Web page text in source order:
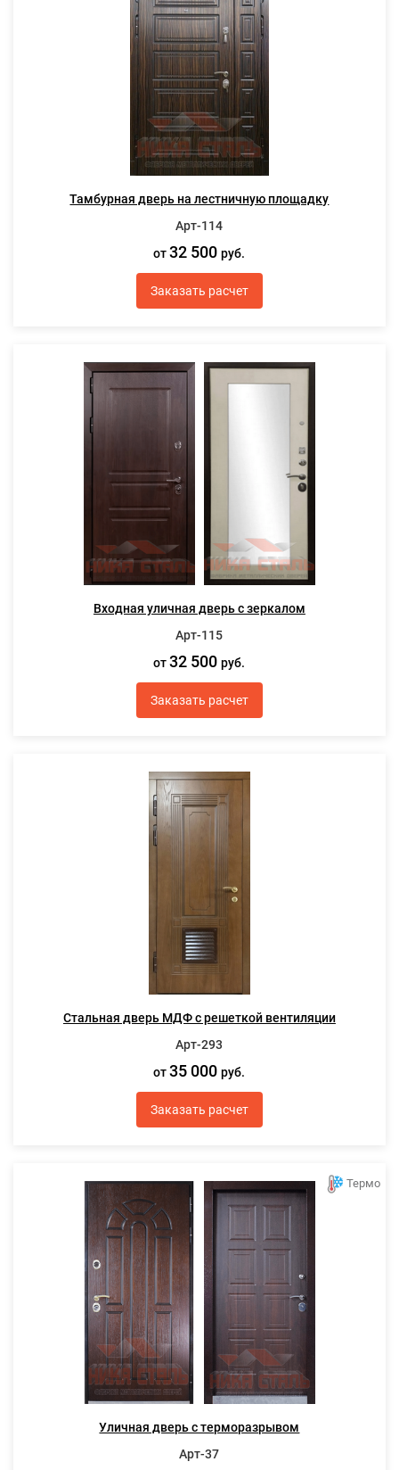
Тамбурная дверь на лестничную площадку
Арт-114
от32 500руб.
Заказать расчет
Входная уличная дверь с зеркалом
Арт-115
от32 500руб.
Заказать расчет
Стальная дверь МДФ с решеткой вентиляции
Арт-293
от35 000руб.
Заказать расчет
Термо
Уличная дверь с терморазрывом
Арт-37